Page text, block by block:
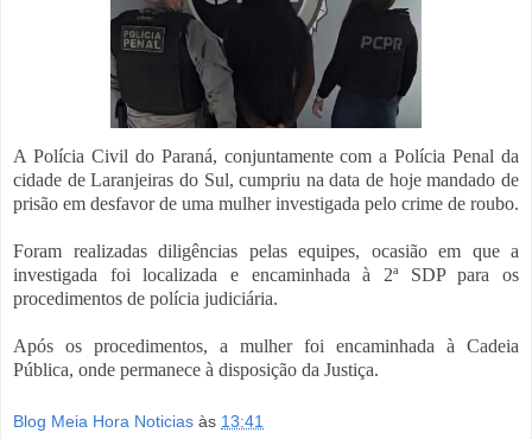
A Polícia Civil do Paraná, conjuntamente com a Polícia Penal da
cidade de Laranjeiras do Sul, cumpriu na data de hoje mandado de
prisão em desfavor de uma mulher investigada pelo crime de roubo.
Foram realizadas diligências pelas equipes, ocasião em que a
investigada foi localizada e encaminhada à 2ª SDP para os
procedimentos de polícia judiciária.
Após os procedimentos, a mulher foi encaminhada à Cadeia
Pública, onde permanece à disposição da Justiça.
Blog Meia Hora Noticias às 13:41